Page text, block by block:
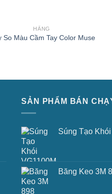
HÃNG
So Màu Cầm Tay Color Muse
SẢN PHẨM BÁN
Súng Tạo
Băng Keo 3M